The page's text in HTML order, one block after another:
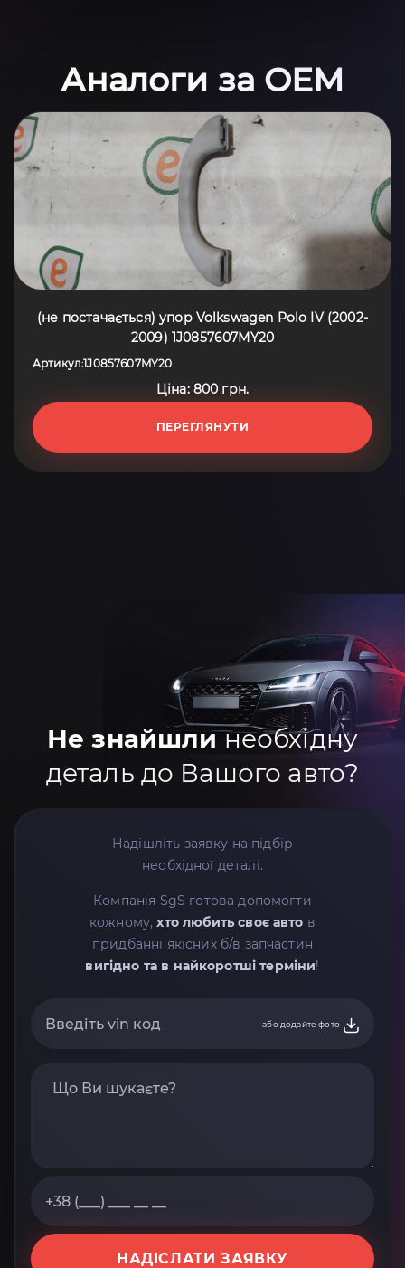
Аналоги за OEM
(не постачається) упор Volkswagen Polo IV (2002-
2009) 1J0857607MY20
Артикул:1J0857607MY20
Ціна: 800 грн.
ПЕРЕГЛЯНУТИ
Не знайшлинеобхідну
деталь до Вашого авто?
Надішліть заявку на підбір
необхідної деталі.
Компанія SgS готова допомогти
кожному,хто любить своє авто в
придбанні якісних б/в запчастин
вигідно та в найкоротші терміни!
або додайте фото
НАДІСЛАТИ ЗАЯВКУ